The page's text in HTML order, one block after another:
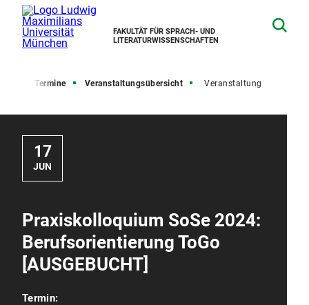
FAKULTÄT FÜR SPRACH- UND
LITERATURWISSENSCHAFTEN
und Termine Veranstaltungsübersicht Veranstaltung
17
JUN
Praxiskolloquium SoSe 2024:
Berufsorientierung ToGo
[AUSGEBUCHT]
Termin: